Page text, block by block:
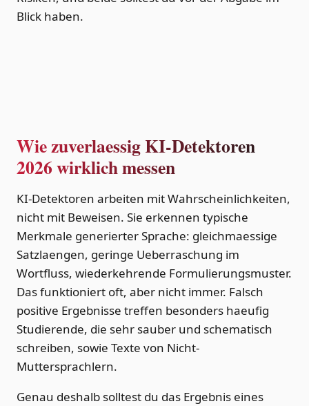
Blick haben.
Wie zuverlaessig KI-Detektoren
2026 wirklich messen
KI-Detektoren arbeiten mit Wahrscheinlichkeiten,
nicht mit Beweisen. Sie erkennen typische
Merkmale generierter Sprache: gleichmaessige
Satzlaengen, geringe Ueberraschung im
Wortfluss, wiederkehrende Formulierungsmuster.
Das funktioniert oft, aber nicht immer. Falsch
positive Ergebnisse treffen besonders haeufig
Studierende, die sehr sauber und schematisch
schreiben, sowie Texte von Nicht-
Muttersprachlern.
Genau deshalb solltest du das Ergebnis eines